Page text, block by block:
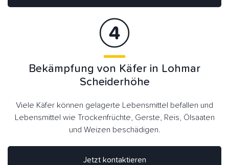
Jetzt kontaktieren
Bekämpfung von Käfer in Lohmar
Scheiderhöhe
Viele Käfer können gelagerte Lebensmittel befallen und
Lebensmittel wie Trockenfrüchte, Gerste, Reis, Ölsaaten
und Weizen beschädigen.